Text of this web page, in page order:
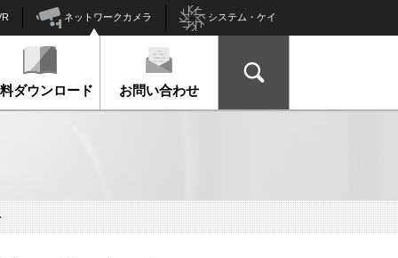
ネットワークカメラ システム・ケイ
ダウンロード お問い合わせ